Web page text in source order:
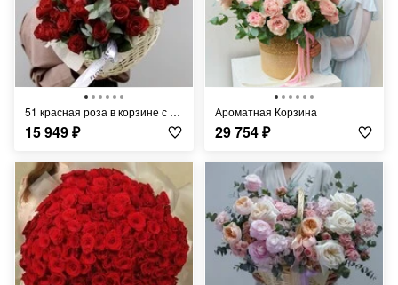
51 красная роза в корзине с эвкалиптом
15 949₽
Ароматная Корзина
29 754₽